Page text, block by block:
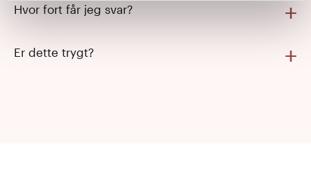
Hvor fort får jeg svar?
Er dette trygt?